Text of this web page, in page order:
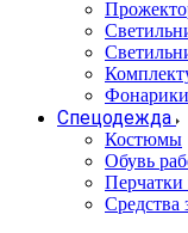
Фонарики
Спецодежда
Костюмы
Обувь
Средства